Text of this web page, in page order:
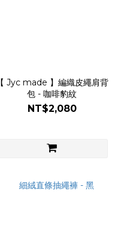
【 Jyc made 】編織皮繩肩背
包 - 咖啡豹紋
NT$2,080